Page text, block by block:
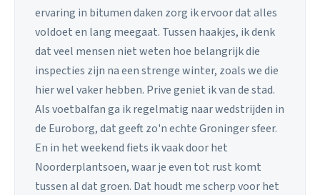
ervaring in bitumen daken zorg ik ervoor dat alles
voldoet en lang meegaat. Tussen haakjes, ik denk
dat veel mensen niet weten hoe belangrijk die
inspecties zijn na een strenge winter, zoals we die
hier wel vaker hebben. Prive geniet ik van de stad.
Als voetbalfan ga ik regelmatig naar wedstrijden in
de Euroborg, dat geeft zo'n echte Groninger sfeer.
En in het weekend fiets ik vaak door het
Noorderplantsoen, waar je even tot rust komt
tussen al dat groen. Dat houdt me scherp voor het